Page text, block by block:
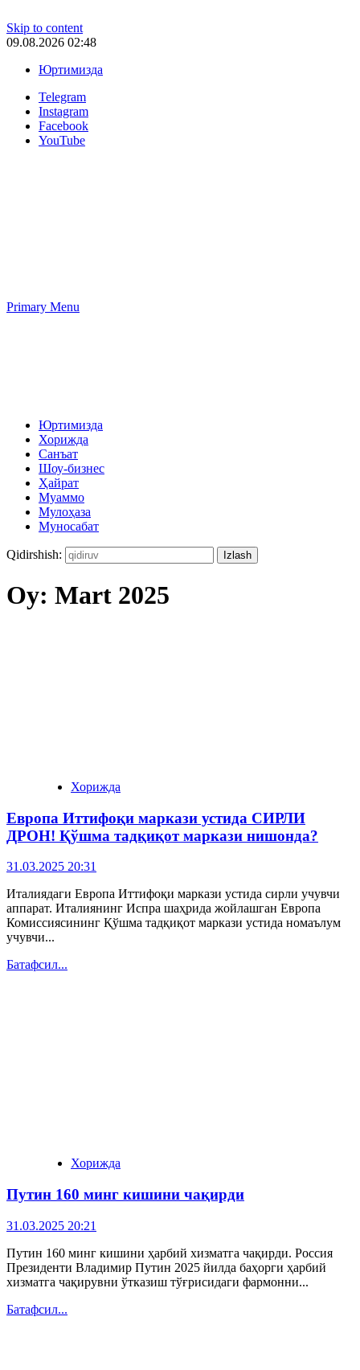
Skip to content
09.08.2026 02:48
Юртимизда
Telegram
Instagram
Facebook
YouTube
Primary Menu
Юртимизда
Хорижда
Санъат
Шоу-бизнес
Ҳайрат
Муаммо
Мулоҳаза
Муносабат
Qidirshish:
Oy: Mart 2025
Хорижда
Европа Иттифоқи маркази устида СИРЛИ
ДРОН! Қўшма тадқиқот маркази нишонда?
31.03.2025 20:31
Италиядаги Европа Иттифоқи маркази устида сирли учувчи
аппарат. Италиянинг Испра шаҳрида жойлашган Европа
Комиссиясининг Қўшма тадқиқот маркази устида номаълум
учувчи...
Батафсил...
Хорижда
Путин 160 минг кишини чақирди
31.03.2025 20:21
Путин 160 минг кишини ҳарбий хизматга чақирди. Россия
Президенти Владимир Путин 2025 йилда баҳорги ҳарбий
хизматга чақирувни ўтказиш тўғрисидаги фармонни...
Батафсил...